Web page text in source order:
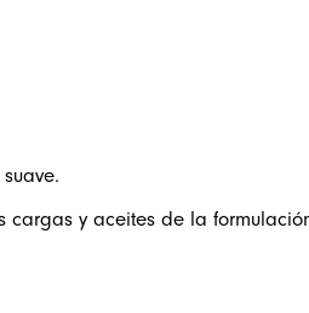
y aceites de la